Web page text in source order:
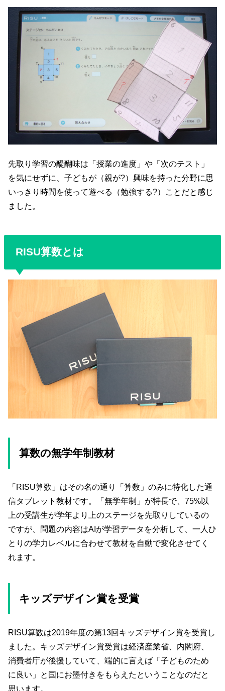
先取り学習の醍醐味は「授業の進度」や「次のテスト」
を気にせずに、子どもが（親が?）興味を持った分野に思
いっきり時間を使って遊べる（勉強する?）ことだと感じ
ました。
RISU算数とは
算数の無学年制教材
「RISU算数」はその名の通り「算数」のみに特化した通
信タブレット教材です。「無学年制」が特長で、75%以
上の受講生が学年より上のステージを先取りしているの
ですが、問題の内容はAIが学習データを分析して、一人ひ
とりの学力レベルに合わせて教材を自動で変化させてく
れます。
キッズデザイン賞を受賞
RISU算数は2019年度の第13回キッズデザイン賞を受賞し
ました。キッズデザイン賞受賞は経済産業省、内閣府、
消費者庁が後援していて、端的に言えば「子どものため
に良い」と国にお墨付きをもらえたということなのだと
思います。